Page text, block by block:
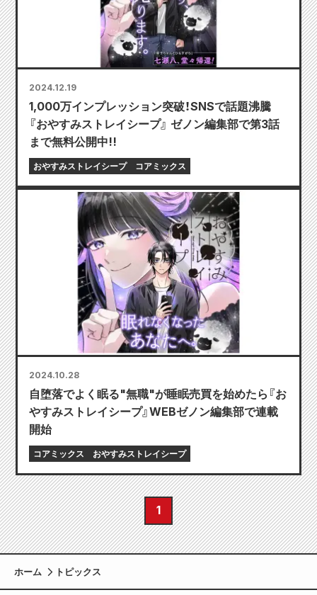
2024.12.19
1,000万インプレッション突破！SNSで話題沸騰
『おやすみストレイシープ』 ゼノン編集部で第3話
まで無料公開中!!
おやすみストレイシープ コアミックス
2024.10.28
自堕落でよく眠る"無職"が睡眠売買を始めたら『お
やすみストレイシープ』WEBゼノン編集部で連載
開始
コアミックス おやすみストレイシープ
1
ホーム トピックス